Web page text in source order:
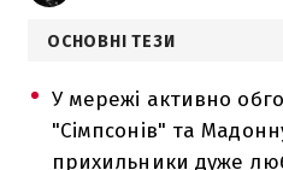
ОСНОВНІ ТЕЗИ
У мережі активно
"Сімпсонів" та
прихильники дуже